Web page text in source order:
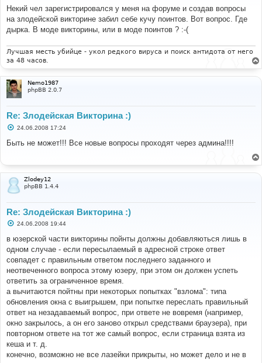
е
н
и
е
Некий чел зарегистрировался у меня на форуме и создав вопросы
на злодейской викторине забил себе кучу поинтов. Вот вопрос. Где
дырка. В моде викторины, или в моде поинтов ? :-(
Лучшая месть убийце - укол редкого вируса и поиск антидота от него
за 48 часов.
Nemo1987
phpBB 2.0.7
Re: Злодейская Викторина :)
С
о
б
е
24.06.2008 17:24
Быть не может!!! Все новые вопросы проходят через админа!!!!
Zlodey12
phpBB 1.4.4
Re: Злодейская Викторина :)
С
о
б
щ
е
н
и
е
24.06.2008 19:44
в юзерской части викторины пойнты должны добавляються лишь в
одном случае - если пересылаемый в адресной строке ответ
совпадет с правильным ответом последнего заданного и
неотвеченного вопроса этому юзеру, при этом он должен успеть
ответить за ограниченное время.
а вычитаются пойтны при некоторых попытках "взлома": типа
обновления окна с выигрышем, при попытке переслать правильный
ответ на незадаваемый вопрос, при ответе не вовремя (например,
окно закрылось, а он его заново открыл средствами браузера), при
повторном ответе на тот же самый вопрос, если страница взята из
кеша и т. д.
конечно, возможно не все лазейки прикрыты, но может дело и не в